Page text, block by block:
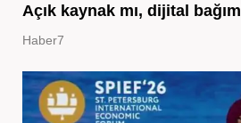
Açık kaynak mı, dijital
Haber7